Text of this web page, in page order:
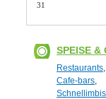
31
SPEISE &
Restaurants,
Cafe-bars,